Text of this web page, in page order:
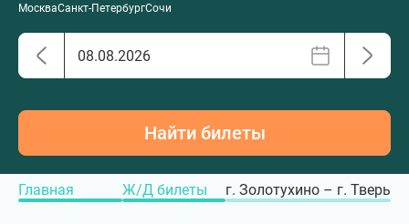
МоскваСанкт-ПетербургСочи
Найти билеты
Главная Ж/Д билеты г. Золотухино – г. Тверь